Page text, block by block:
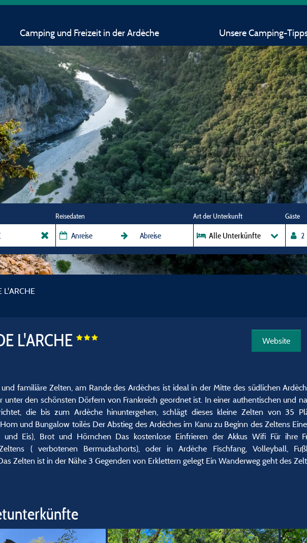
Camping und Freizeit in der Ardèche Unsere Camping-
Reisedaten Art der Unterkunft
Alle Unterkünfte
Gäste
L'ARCHE
L'ARCHE Website
familiäre Zelten, am Rande des Ardèches ist ideal in der Mitte des südlichen
unter den schönsten Dörfern von Frankreich geordnet ist. In einer authentischen und
die bis zum Ardèche hinuntergehen, schlägt dieses kleine Zelten von 35
und Bungalow toilés Der Abstieg des Ardèches im Kanu zu Beginn des Zeltens
und Eis), Brot und Hörnchen Das kostenlose Einfrieren der Akkus Wifi Für ihre
( verbotenen Bermudashorts), oder in Ardèche Fischfang, Volleyball,
Zelten ist in der Nähe 3 Gegenden von Erklettern gelegt Ein Wanderweg geht des